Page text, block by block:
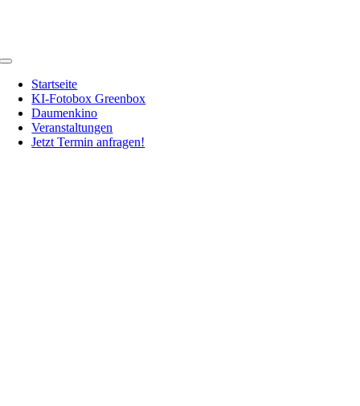
Toggle
NavigationStartseite
KI-Fotobox Greenbox
Daumenkino
Veranstaltungen
Jetzt Termin anfragen!